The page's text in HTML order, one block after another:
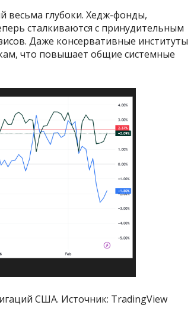
весьма глубоки. Хедж-фонды,
сталкиваются с принудительным
Даже консервативные институты
что повышает общие системные
США. Источник: TradingView